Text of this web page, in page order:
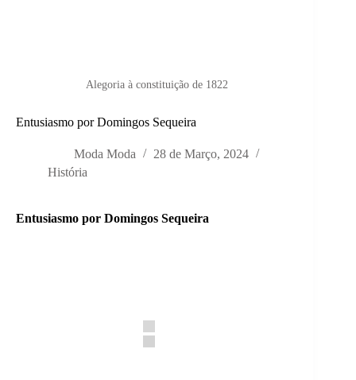
Alegoria à constituição de 1822
Entusiasmo por Domingos Sequeira
Moda Moda
28 de Março, 2024
História
Entusiasmo por Domingos Sequeira